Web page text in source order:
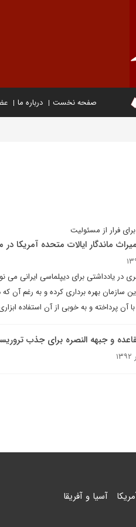
صفحه نخست درباره ما
فرار از مسئولیت
میراث ماندگار ایالات متحده آمریکا در
در یادداشتی برای دیپلماسی ایرانی
سازمان بهره برداری کرده و به رغم آن
آن پرداخته و به خوبی از آن استفاده
و جبهه النصره برای جذب
آسیا و آفریقا